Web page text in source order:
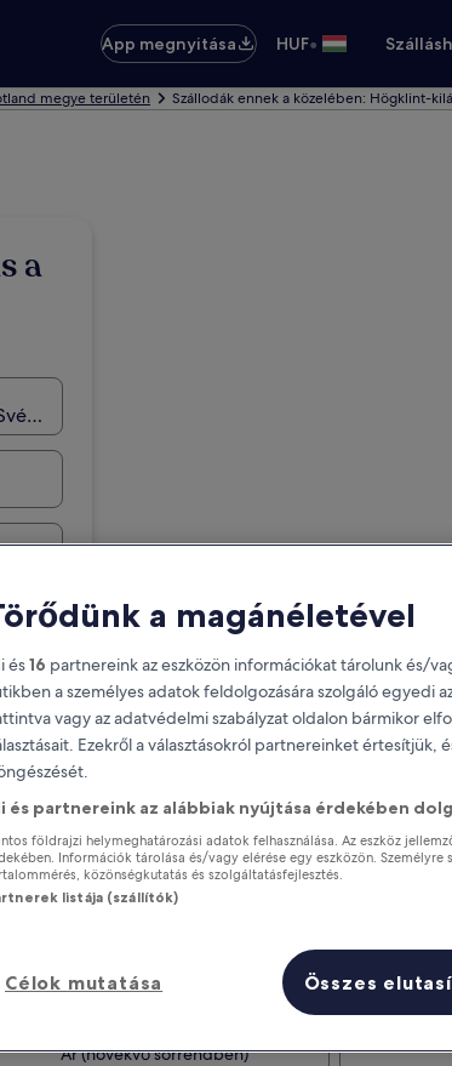
App megnyitása
HUF•
megye területén Szállodák ennek a közelében: Högklint-
a
Szerezz jutalmakat
minden éjszakája után
Holnap
Ár (növekvő sorrendben)
a magánéletével
és16 partnereink az eszközön információkat tárolunk és/
a személyes adatok feldolgozására szolgáló egyedi
vagy az adatvédelmi szabályzat oldalon bármikor
Ezekről a választásokról partnereinket értesítjük,
és partnereink az alábbiak nyújtása érdekében
földrajzi helymeghatározási adatok felhasználása. Az eszköz
Információk tárolása és/vagy elérése egy eszközön.
közönségkutatás és szolgáltatásfejlesztés.
listája (szállítók)
Célok mutatása Összes